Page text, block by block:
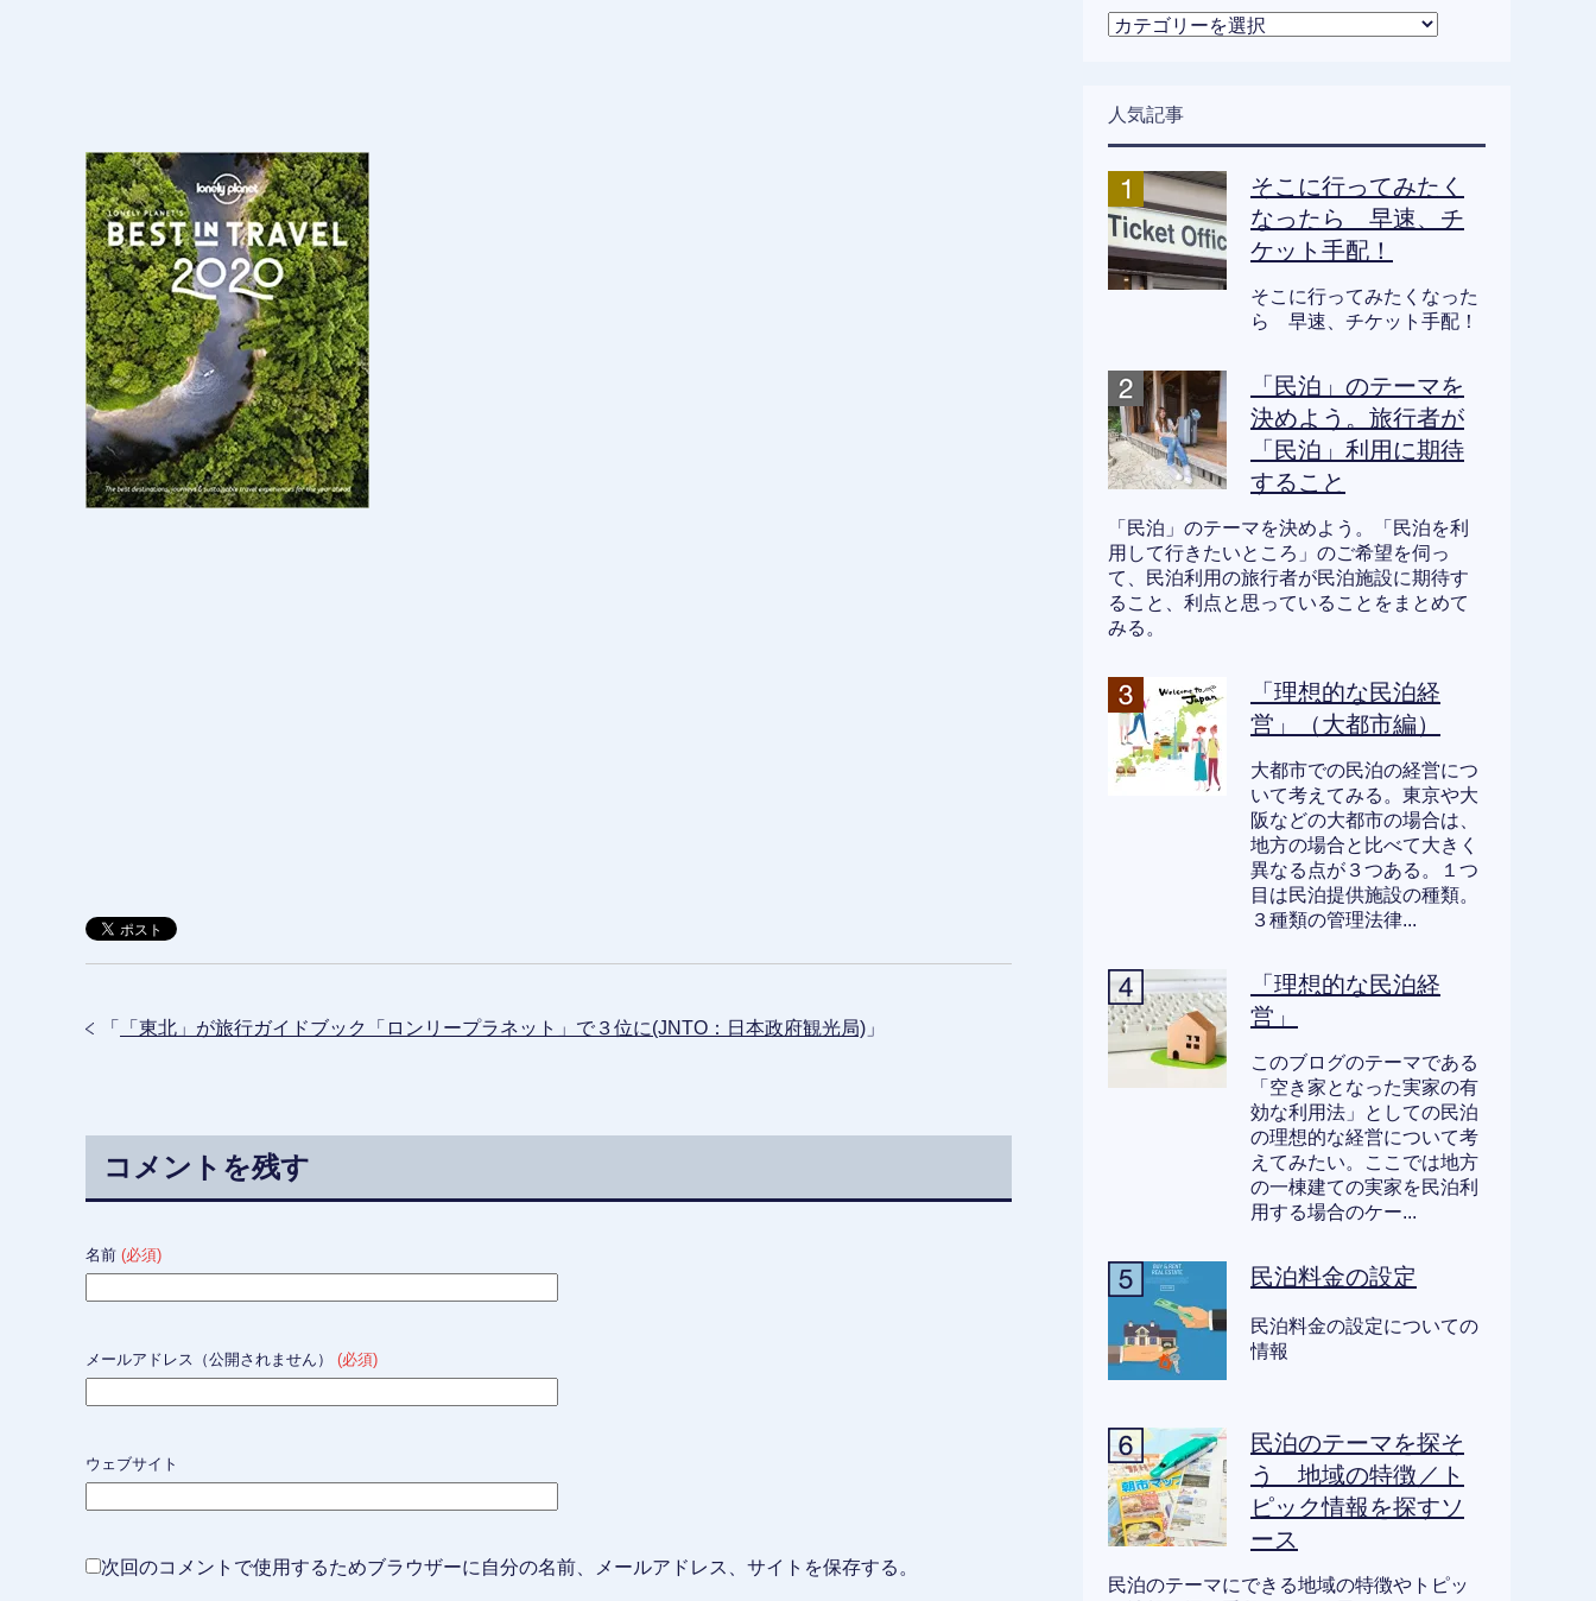
「 「東北」が旅行ガイドブック「ロンリープラネット」で３位に(JNTO：日本政府観光局) 」
コメントを残す
名前 (必須)
メールアドレス（公開されません） (必須)
ウェブサイト
次回のコメントで使用するためブラウザーに自分の名前、メールアドレス、サイトを保存する。
カ
ー
人気記事
そこに行ってみたく
なったら 早速、チ
ケット手配！
そこに行ってみたくなった
ら 早速、チケット手配！
「民泊」のテーマを
決めよう。旅行者が
「民泊」利用に期待
すること
「民泊」のテーマを決めよう。「民泊を利
用して行きたいところ」のご希望を伺っ
て、民泊利用の旅行者が民泊施設に期待す
ること、利点と思っていることをまとめて
みる。
「理想的な民泊経
営」（大都市編）
大都市での民泊の経営につ
いて考えてみる。東京や大
阪などの大都市の場合は、
地方の場合と比べて大きく
異なる点が３つある。１つ
目は民泊提供施設の種類。
３種類の管理法律...
「理想的な民泊経
営」
このブログのテーマである
「空き家となった実家の有
効な利用法」としての民泊
の理想的な経営について考
えてみたい。ここでは地方
の一棟建ての実家を民泊利
用する場合のケー...
民泊料金の設定
民泊料金の設定についての
情報
民泊のテーマを探そ
う 地域の特徴／ト
ピック情報を探すソ
ース
民泊のテーマにできる地域の特徴やトピッ